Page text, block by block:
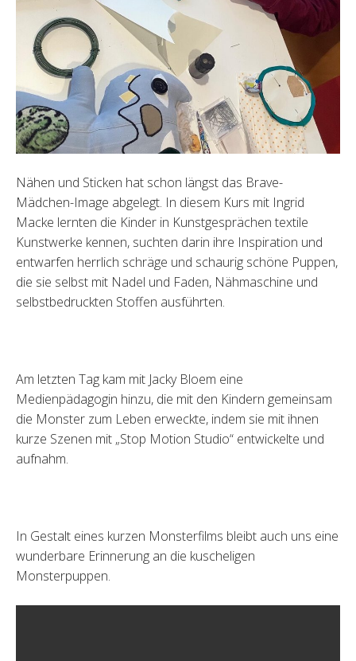
Nähen und Sticken hat schon längst das Brave-
Mädchen-Image abgelegt. In diesem Kurs mit Ingrid
Macke lernten die Kinder in Kunstgesprächen textile
Kunstwerke kennen, suchten darin ihre Inspiration und
entwarfen herrlich schräge und schaurig schöne Puppen,
die sie selbst mit Nadel und Faden, Nähmaschine und
selbstbedruckten Stoffen ausführten.
Am letzten Tag kam mit Jacky Bloem eine
Medienpädagogin hinzu, die mit den Kindern gemeinsam
die Monster zum Leben erweckte, indem sie mit ihnen
kurze Szenen mit „Stop Motion Studio“ entwickelte und
aufnahm.
In Gestalt eines kurzen Monsterfilms bleibt auch uns eine
wunderbare Erinnerung an die kuscheligen
Monsterpuppen.